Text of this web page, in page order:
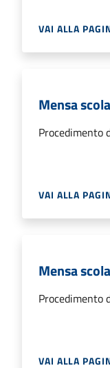
VAI ALLA
Mensa
Procedimento
VAI ALLA
Mensa
Procedimento
VAI ALLA